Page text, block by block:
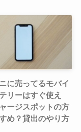
に売ってるモバイ
リーはすぐ使え
ージスポットの方
め？貸出のやり方